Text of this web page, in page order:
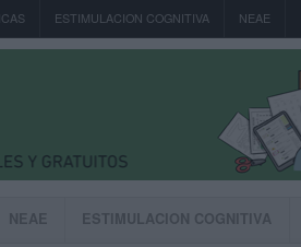
ESTIMULACION COGNITIVA NEAE
NEAE ESTIMULACION COGNITIVA